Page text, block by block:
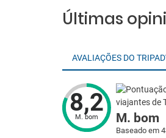
Últimas
AVALIAÇÕES DO
8,2
M. bom M. bom
Baseado em